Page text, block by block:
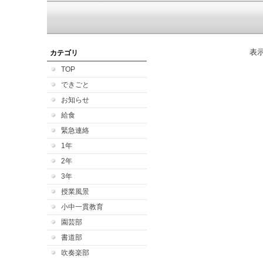
カテゴリ
TOP
できごと
お知らせ
給食
緊急連絡
1年
2年
3年
授業風景
小中一貫教育
園芸部
書道部
吹奏楽部
表